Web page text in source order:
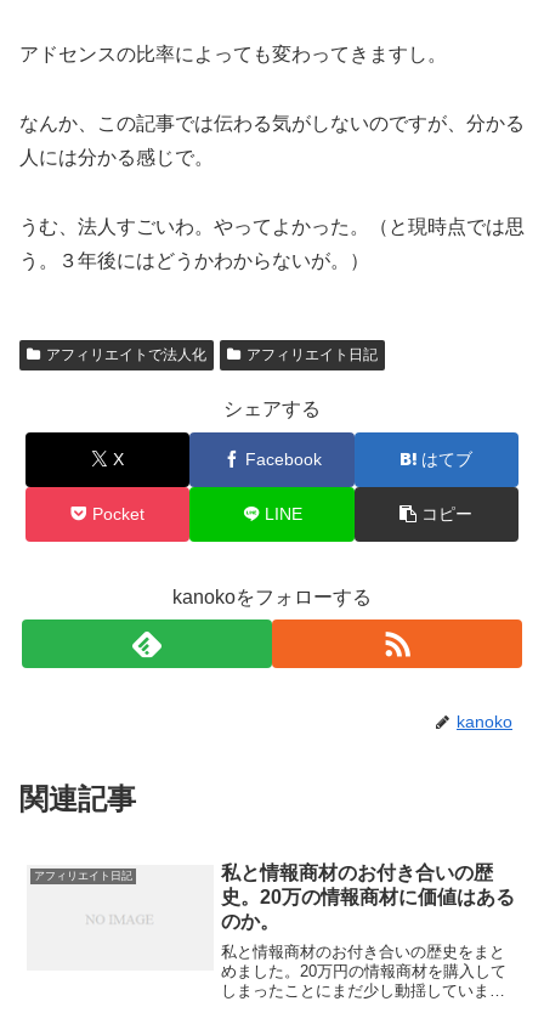
アドセンスの比率によっても変わってきますし。
なんか、この記事では伝わる気がしないのですが、分かる
人には分かる感じで。
うむ、法人すごいわ。やってよかった。（と現時点では思
う。３年後にはどうかわからないが。）
アフィリエイトで法人化 アフィリエイト日記
シェアする
X Facebook はてブ
Pocket LINE コピー
kanokoをフォローする
kanoko
関連記事
アフィリエイト日記
私と情報商材のお付き合いの歴
史。20万の情報商材に価値はある
のか。
私と情報商材のお付き合いの歴史をまと
めました。20万円の情報商材を購入して
しまったことにまだ少し動揺していま